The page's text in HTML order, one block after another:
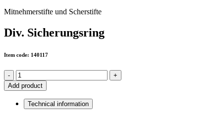
Mitnehmerstifte und Scherstifte
Div. Sicherungsring
Item code: 140117
-
+
Add product
Technical information